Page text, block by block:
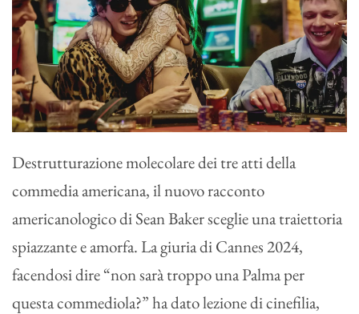
Destrutturazione molecolare dei tre atti della
commedia americana, il nuovo racconto
americanologico di Sean Baker sceglie una traiettoria
spiazzante e amorfa. La giuria di Cannes 2024,
facendosi dire “non sarà troppo una Palma per
questa commediola?” ha dato lezione di cinefilia,